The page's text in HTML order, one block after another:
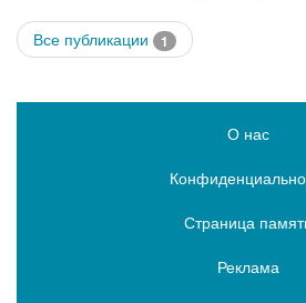
Все публикации 1
О нас
Страница
Реклама